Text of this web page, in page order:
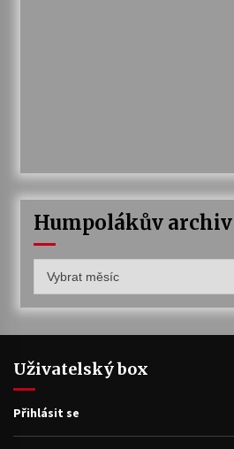
Humpolákův archiv
archiv
Uživatelský box
Přihlásit se